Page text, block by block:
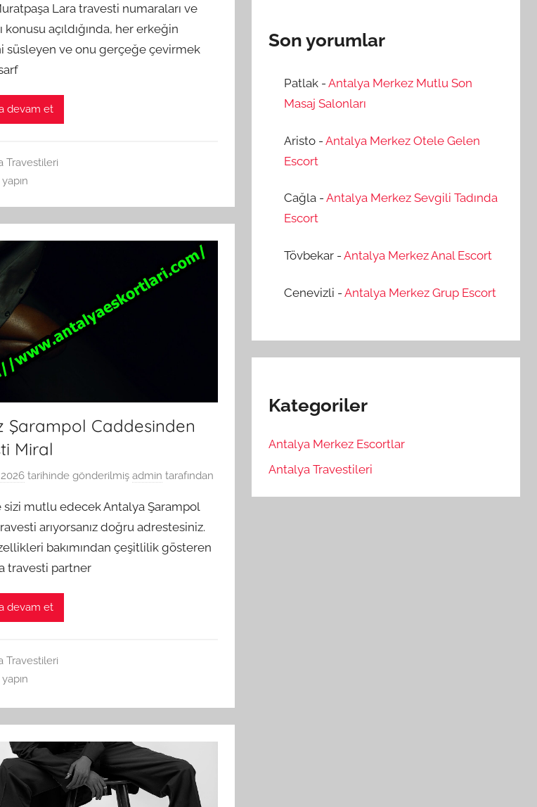
Lara travesti numaraları ve
konusu açıldığında, her erkeğin
süsleyen ve onu gerçeğe çevirmek
devam et
Travestileri
Şarampol Caddesinden
Miral
tarihinde gönderilmiş admin tarafından
sizi mutlu edecek Antalya Şarampol
arıyorsanız doğru adrestesiniz.
bakımından çeşitlilik gösteren
travesti partner
devam et
Travestileri
Son yorumlar
Patlak- Antalya Merkez Mutlu Son
Masaj Salonları
Aristo- Antalya Merkez Otele Gelen
Escort
Cağla- Antalya Merkez Sevgili Tadında
Escort
Tövbekar- Antalya Merkez Anal Escort
Cenevizli - Antalya Merkez Grup Escort
Kategoriler
Antalya Merkez Escortlar
Antalya Travestileri